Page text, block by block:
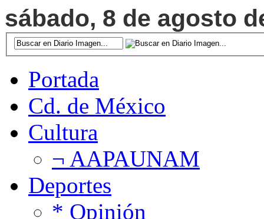
sábado, 8 de agosto
Portada
Cd. de México
Cultura
¬ AAPAUNAM
Deportes
* Opinión